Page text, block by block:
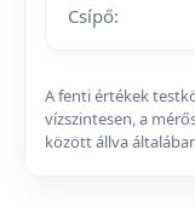
Csípő:
A fenti értékek
vízszintesen, a
között állva